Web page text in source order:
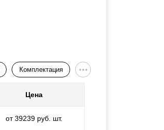
Комплектация
Цена
от 39239 руб. шт.